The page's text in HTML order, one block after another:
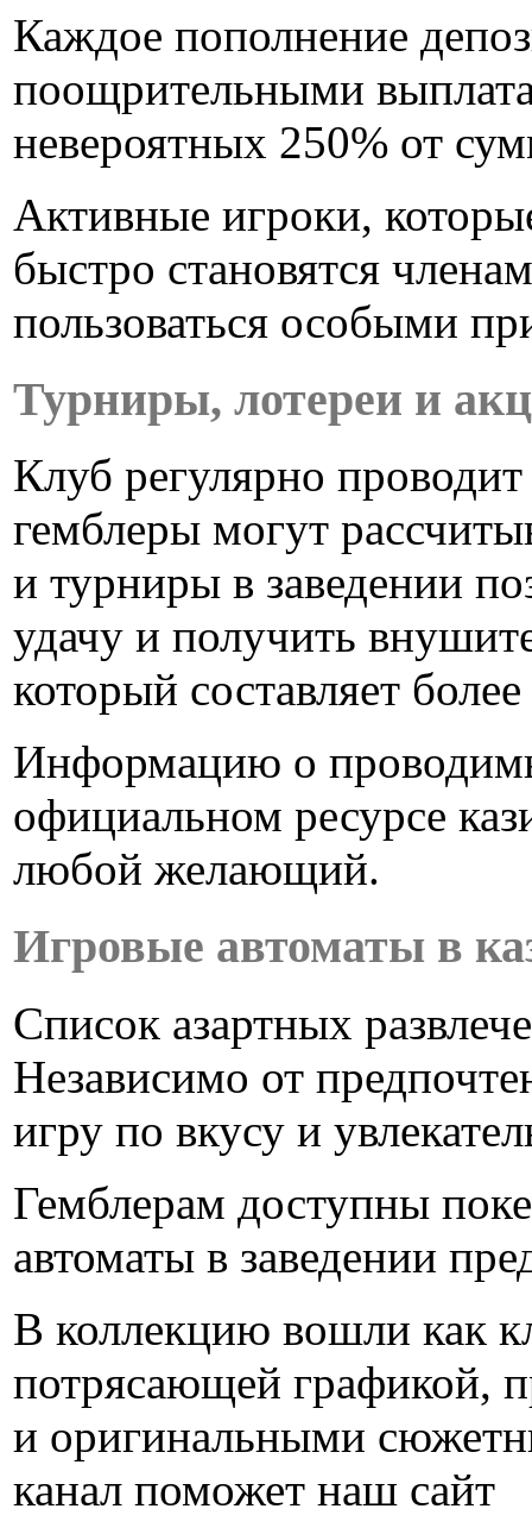
Каждое пополнение
поощрительными
невероятных 250% от
Активные игроки,
быстро становятся
пользоваться особыми
Турниры, лотереи и
Клуб регулярно
гемблеры могут
и турниры в заведении
удачу и получить
который составляет
Информацию о
официальном ресурсе
любой желающий.
Игровые автоматы в
Список азартных
Независимо от
игру по вкусу и
Гемблерам доступны
автоматы в заведении
В коллекцию вошли как
потрясающей графикой,
и оригинальными
канал поможет наш сайт